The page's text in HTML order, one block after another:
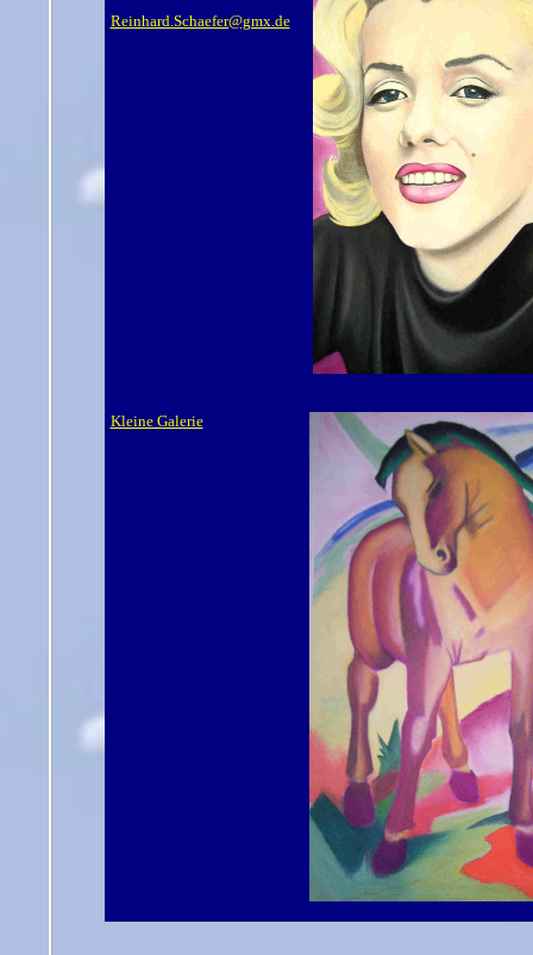
Reinhard.Schaefer@gmx.de
Kleine Galerie